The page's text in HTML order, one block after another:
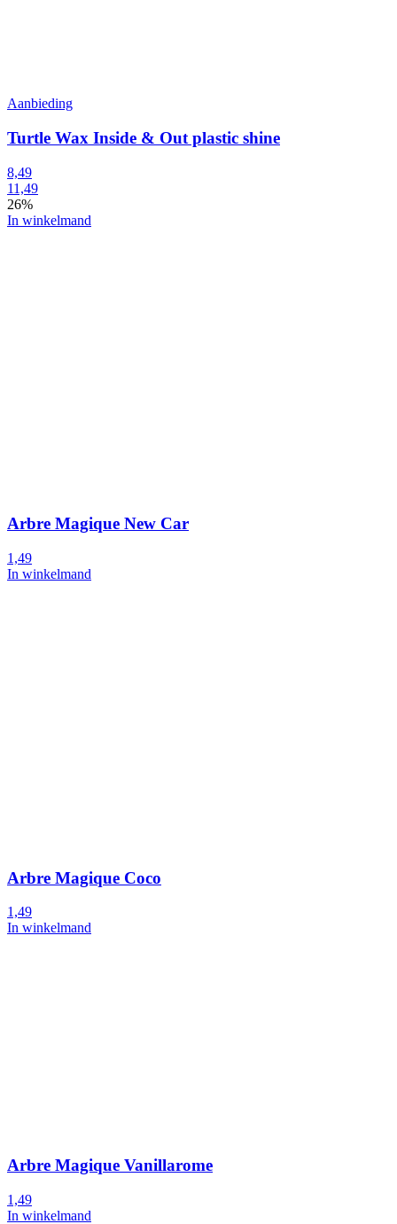
Aanbieding
Turtle Wax Inside & Out plastic shine
8,49
11,49
26%
In winkelmand
Arbre Magique New Car
1,49
In winkelmand
Arbre Magique Coco
1,49
In winkelmand
Arbre Magique Vanillarome
1,49
In winkelmand